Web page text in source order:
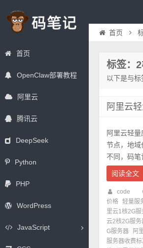
首页
OpenClaw部署教程
阿里云
腾讯云
DeepSeek
Python
PHP
WordPress
JavaScript
首页
标签：
以下是与标
阿里云
阿里云轻
节点，地域
不同，码笔
阅读全文
code
价格 轻量服
里云1核2G服
云2核2G服务
G服务器
阿
服务器收费